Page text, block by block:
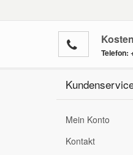
Telefon:
Mein Konto
Kontakt
Smart Ersatzteile